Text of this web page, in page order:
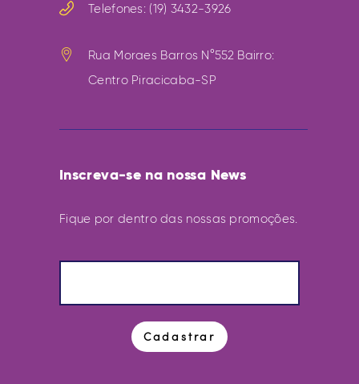
Telefones: (19) 3432-3926
Rua Moraes Barros N°552 Bairro:
Centro Piracicaba-SP
Inscreva-se na nossa News
Fique por dentro das nossas promoções.